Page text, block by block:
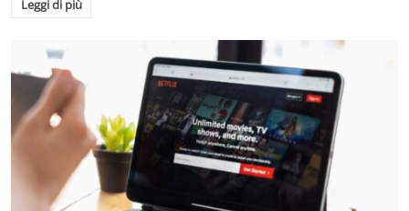
Leggi di più